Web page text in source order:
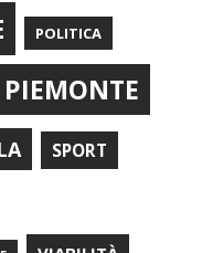
POLITICA
SPORT